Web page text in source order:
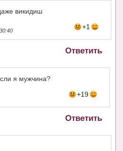
викидиш
+1
Ответить
я мужчина?
+19
Ответить